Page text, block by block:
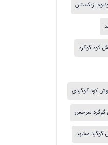
ازبکستان
کود گوگرد
کود گوگردی
گوگرد سرخس
گوگرد مشهد